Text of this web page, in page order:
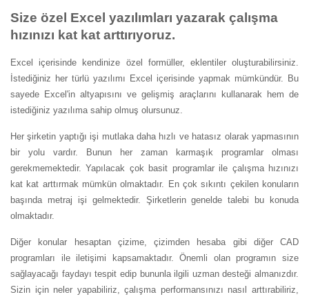
Size özel Excel yazılımları yazarak çalışma
hızınızı kat kat arttırıyoruz.
Excel içerisinde kendinize özel formüller, eklentiler oluşturabilirsiniz.
İstediğiniz her türlü yazılımı Excel içerisinde yapmak mümkündür. Bu
sayede Excel'in altyapısını ve gelişmiş araçlarını kullanarak hem de
istediğiniz yazılıma sahip olmuş olursunuz.
Her şirketin yaptığı işi mutlaka daha hızlı ve hatasız olarak yapmasının
bir yolu vardır. Bunun her zaman karmaşık programlar olması
gerekmemektedir. Yapılacak çok basit programlar ile çalışma hızınızı
kat kat arttırmak mümkün olmaktadır. En çok sıkıntı çekilen konuların
başında metraj işi gelmektedir. Şirketlerin genelde talebi bu konuda
olmaktadır.
Diğer konular hesaptan çizime, çizimden hesaba gibi diğer CAD
programları ile iletişimi kapsamaktadır. Önemli olan programın size
sağlayacağı faydayı tespit edip bununla ilgili uzman desteği almanızdır.
Sizin için neler yapabiliriz, çalışma performansınızı nasıl arttırabiliriz,